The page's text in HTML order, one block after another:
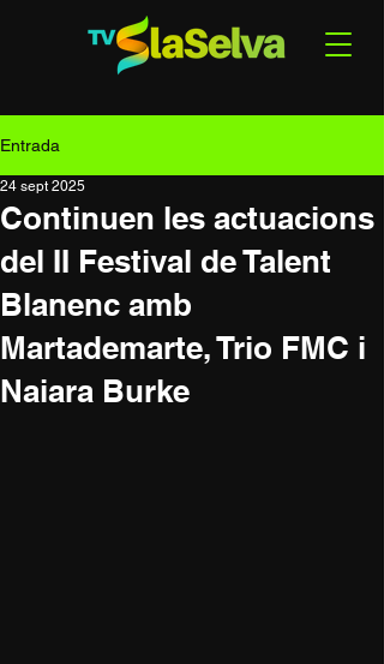
Entrada
Continuen les actuacions
del II Festival de Talent
Blanenc amb
Martademarte, Trio FMC i
Naiara Burke
24 sept 2025